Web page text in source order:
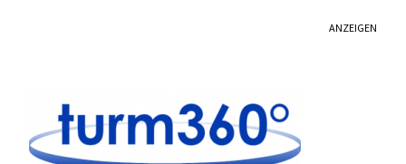
ANZEIGEN